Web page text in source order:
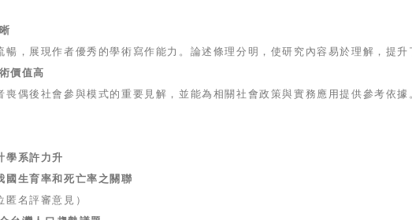
暢，展現作者優秀的學術寫作能力。論述條理分明，使研究內容易於理解，提升
價值高
喪偶後社會參與模式的重要見解，並能為相關社會政策與實務應用提供參考依
學系許力升
國生育率和死亡率之關聯
名評審意見）